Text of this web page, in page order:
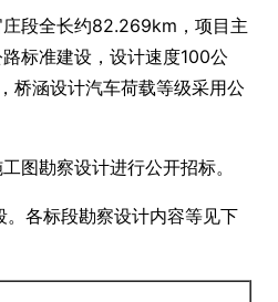
段全长约82.269km，项目主
标准建设，设计速度100公
桥涵设计汽车荷载等级采用公
图勘察设计进行公开招标。
各标段勘察设计内容等见下